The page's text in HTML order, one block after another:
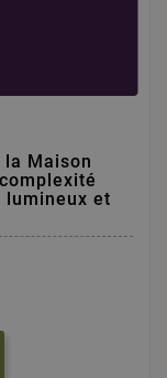
Maison
lumineux et